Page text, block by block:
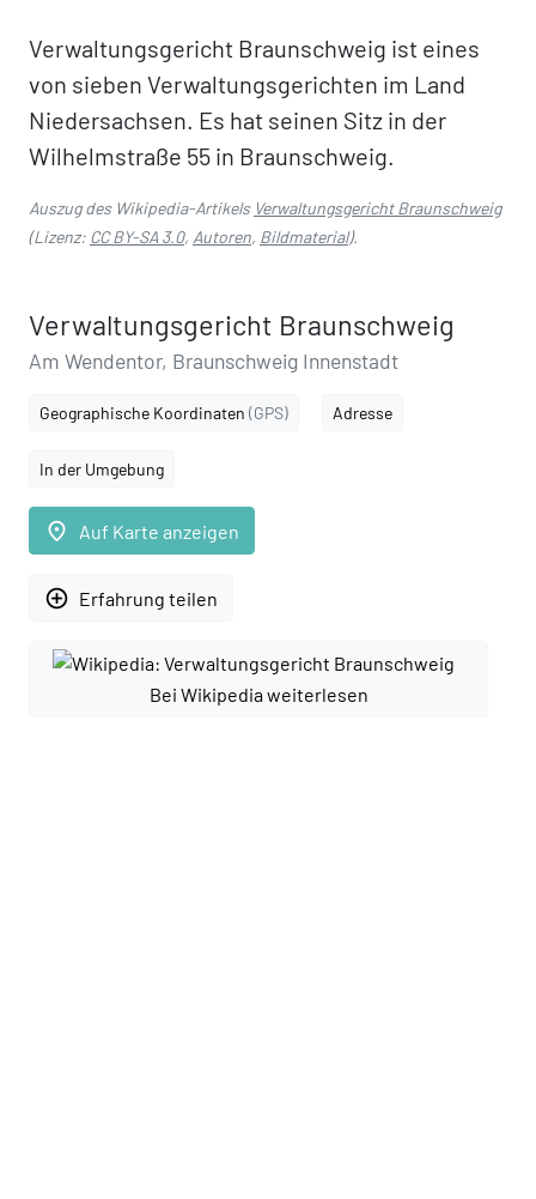
Verwaltungsgericht Braunschweig ist eines
von sieben Verwaltungsgerichten im Land
Niedersachsen. Es hat seinen Sitz in der
Wilhelmstraße 55 in Braunschweig.
Auszug des Wikipedia-Artikels Verwaltungsgericht Braunschweig
(Lizenz: CC BY-SA 3.0, Autoren, Bildmaterial).
Verwaltungsgericht Braunschweig
Am Wendentor, Braunschweig Innenstadt
Geographische Koordinaten (GPS) Adresse
In der Umgebung
place Auf Karte anzeigen
add_circle_outline Erfahrung teilen
Bei Wikipedia weiterlesen